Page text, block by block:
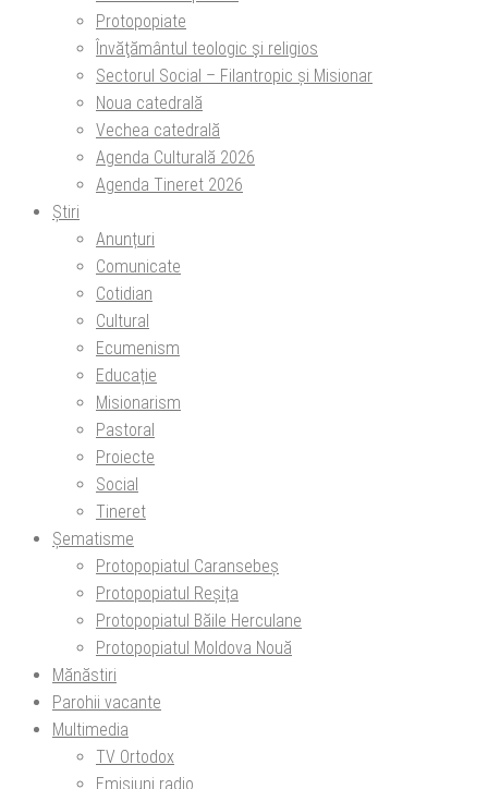
Protopopiate
Învăţământul teologic şi religios
Sectorul Social – Filantropic și Misionar
Noua catedrală
Vechea catedrală
Agenda Culturală 2026
Agenda Tineret 2026
Știri
Anunțuri
Comunicate
Cotidian
Cultural
Ecumenism
Educație
Misionarism
Pastoral
Proiecte
Social
Tineret
Șematisme
Protopopiatul Caransebeș
Protopopiatul Reșița
Protopopiatul Băile Herculane
Protopopiatul Moldova Nouă
Mănăstiri
Parohii vacante
Multimedia
TV Ortodox
Emisiuni radio